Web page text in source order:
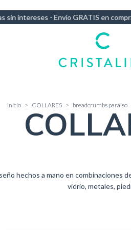
de más de $140.000 10% OFF por
Inicio > COLLARES > breadcrumbs.paraiso
hechos a mano en combinaciones
vidrio, metales,